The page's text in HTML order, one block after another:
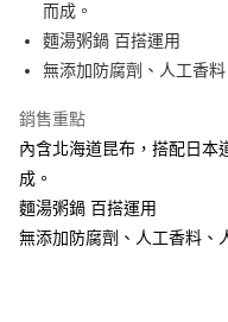
常溫-付款後全家取貨
每筆NT$40，滿NT$390(含
而成。
麵湯粥鍋 百搭運用
無添加防腐劑、人工香
銷售重點
內含北海道昆布，搭配日本
成。
麵湯粥鍋 百搭運用
無添加防腐劑、人工香料、